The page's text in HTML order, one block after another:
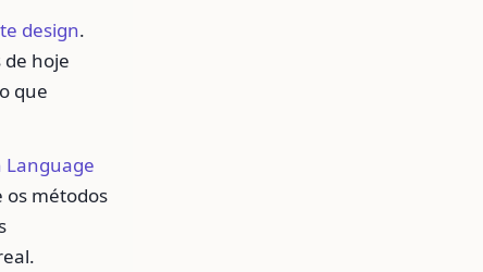
design.
hoje
que
Language
os métodos